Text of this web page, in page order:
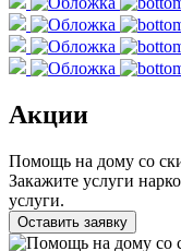
Акции
Помощь на дому со
Закажите услуги
услуги.
Оставить заявку